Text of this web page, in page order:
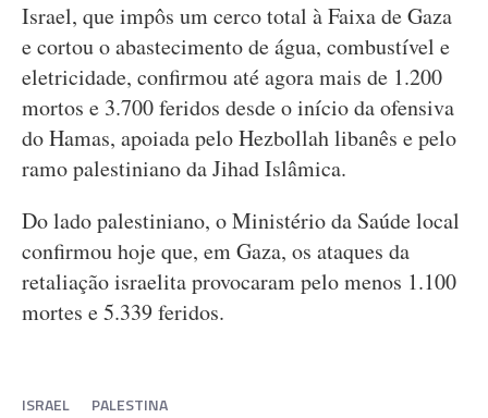
Israel, que impôs um cerco total à Faixa de Gaza
e cortou o abastecimento de água, combustível e
eletricidade, confirmou até agora mais de 1.200
mortos e 3.700 feridos desde o início da ofensiva
do Hamas, apoiada pelo Hezbollah libanês e pelo
ramo palestiniano da Jihad Islâmica.
Do lado palestiniano, o Ministério da Saúde local
confirmou hoje que, em Gaza, os ataques da
retaliação israelita provocaram pelo menos 1.100
mortes e 5.339 feridos.
ISRAEL PALESTINA